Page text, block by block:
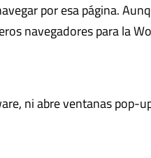
por esa página.
navegadores para la
ni abre ventanas pop-